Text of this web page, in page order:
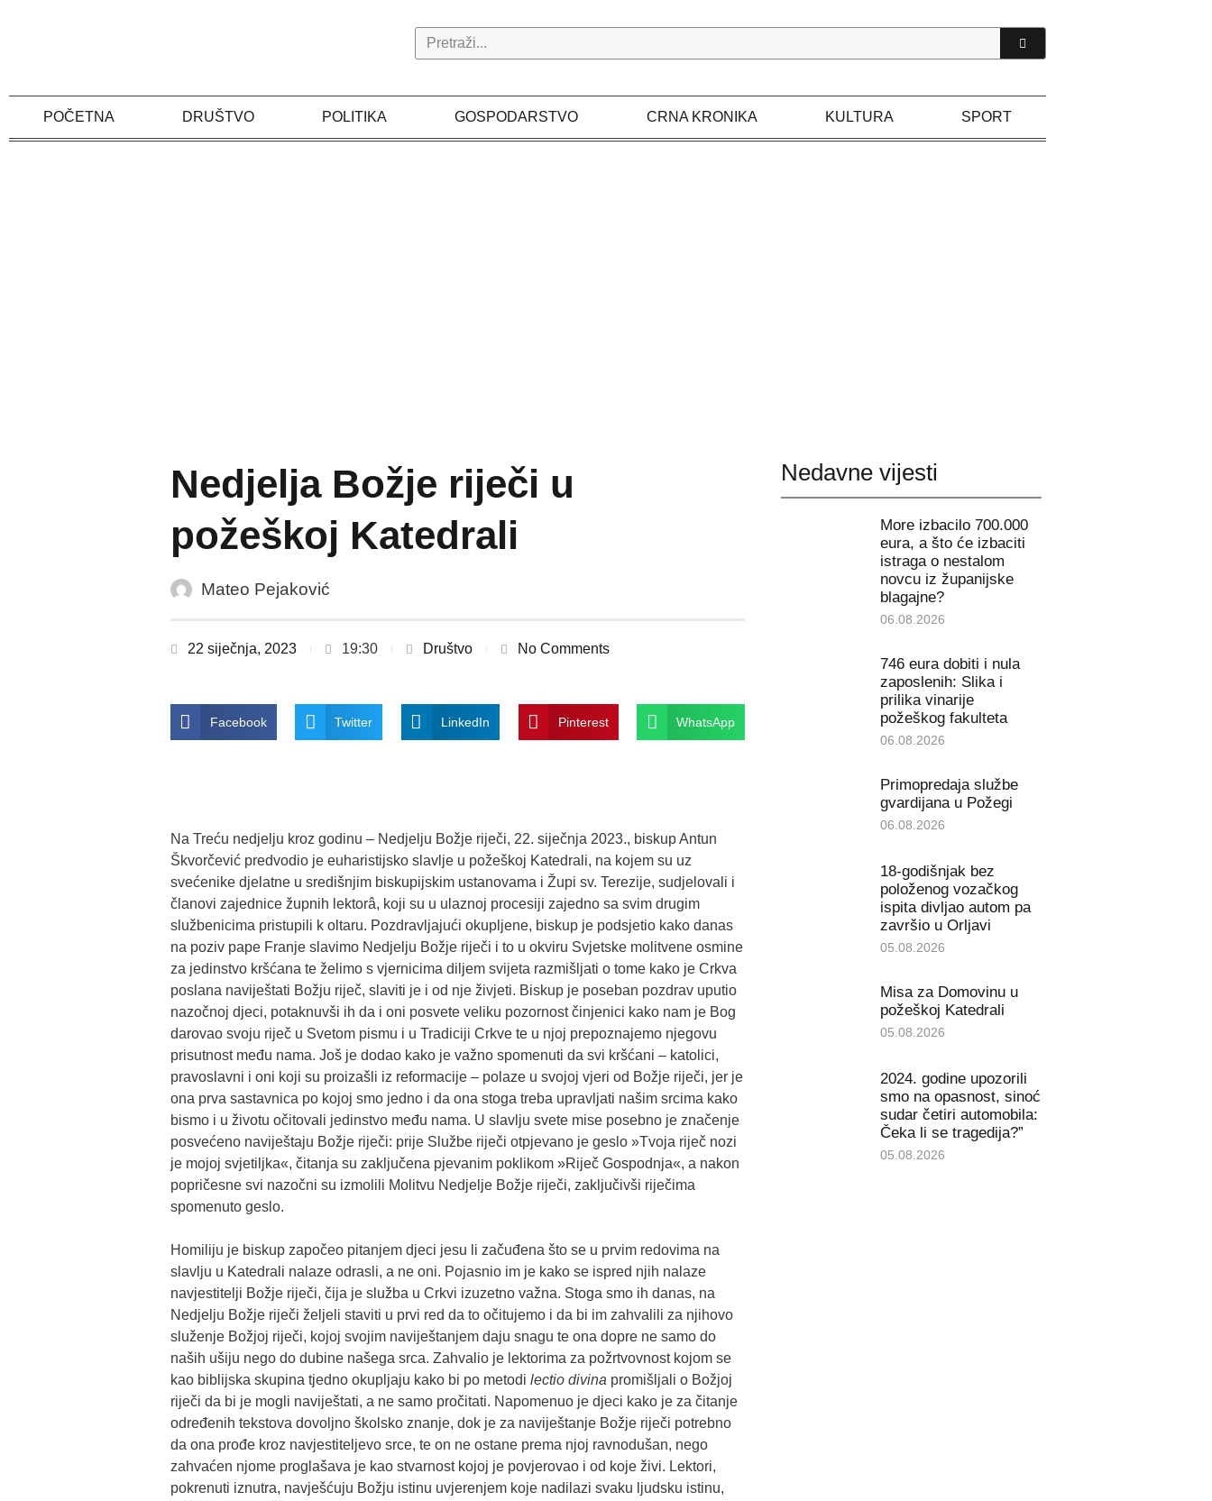
Search
POČETNA DRUŠTVO POLITIKA GOSPODARSTVO CRNA KRONIKA KULTURA SPORT
Nedjelja Božje riječi u
požeškoj Katedrali
Mateo Pejaković
22 siječnja, 2023 19:30 Društvo No Comments
Facebook Twitter LinkedIn Pinterest WhatsApp
Na Treću nedjelju kroz godinu – Nedjelju Božje riječi, 22. siječnja 2023., biskup Antun
Škvorčević predvodio je euharistijsko slavlje u požeškoj Katedrali, na kojem su uz
svećenike djelatne u središnjim biskupijskim ustanovama i Župi sv. Terezije, sudjelovali i
članovi zajednice župnih lektorâ, koji su u ulaznoj procesiji zajedno sa svim drugim
službenicima pristupili k oltaru. Pozdravljajući okupljene, biskup je podsjetio kako danas
na poziv pape Franje slavimo Nedjelju Božje riječi i to u okviru Svjetske molitvene osmine
za jedinstvo kršćana te želimo s vjernicima diljem svijeta razmišljati o tome kako je Crkva
poslana naviještati Božju riječ, slaviti je i od nje živjeti. Biskup je poseban pozdrav uputio
nazočnoj djeci, potaknuvši ih da i oni posvete veliku pozornost činjenici kako nam je Bog
darovao svoju riječ u Svetom pismu i u Tradiciji Crkve te u njoj prepoznajemo njegovu
prisutnost među nama. Još je dodao kako je važno spomenuti da svi kršćani – katolici,
pravoslavni i oni koji su proizašli iz reformacije – polaze u svojoj vjeri od Božje riječi, jer je
ona prva sastavnica po kojoj smo jedno i da ona stoga treba upravljati našim srcima kako
bismo i u životu očitovali jedinstvo među nama. U slavlju svete mise posebno je značenje
posvećeno naviještaju Božje riječi: prije Službe riječi otpjevano je geslo »Tvoja riječ nozi
je mojoj svjetiljka«, čitanja su zaključena pjevanim poklikom »Riječ Gospodnja«, a nakon
popričesne svi nazočni su izmolili Molitvu Nedjelje Božje riječi, zaključivši riječima
spomenuto geslo.
Homiliju je biskup započeo pitanjem djeci jesu li začuđena što se u prvim redovima na
slavlju u Katedrali nalaze odrasli, a ne oni. Pojasnio im je kako se ispred njih nalaze
navjestitelji Božje riječi, čija je služba u Crkvi izuzetno važna. Stoga smo ih danas, na
Nedjelju Božje riječi željeli staviti u prvi red da to očitujemo i da bi im zahvalili za njihovo
služenje Božjoj riječi, kojoj svojim naviještanjem daju snagu te ona dopre ne samo do
naših ušiju nego do dubine našega srca. Zahvalio je lektorima za požrtvovnost kojom se
kao biblijska skupina tjedno okupljaju kako bi po metodi lectio divina promišljali o Božjoj
riječi da bi je mogli naviještati, a ne samo pročitati. Napomenuo je djeci kako je za čitanje
određenih tekstova dovoljno školsko znanje, dok je za naviještanje Božje riječi potrebno
da ona prođe kroz navjestiteljevo srce, te on ne ostane prema njoj ravnodušan, nego
zahvaćen njome proglašava je kao stvarnost kojoj je povjerovao i od koje živi. Lektori,
pokrenuti iznutra, navješćuju Božju istinu uvjerenjem koje nadilazi svaku ljudsku istinu,
Nedavne vijesti
More izbacilo 700.000
eura, a što će izbaciti
istraga o nestalom
novcu iz županijske
blagajne?
06.08.2026
746 eura dobiti i nula
zaposlenih: Slika i
prilika vinarije
požeškog fakulteta
06.08.2026
Primopredaja službe
gvardijana u Požegi
06.08.2026
18-godišnjak bez
položenog vozačkog
ispita divljao autom pa
završio u Orljavi
05.08.2026
Misa za Domovinu u
požeškoj Katedrali
05.08.2026
2024. godine upozorili
smo na opasnost, sinoć
sudar četiri automobila:
Čeka li se tragedija?”
05.08.2026